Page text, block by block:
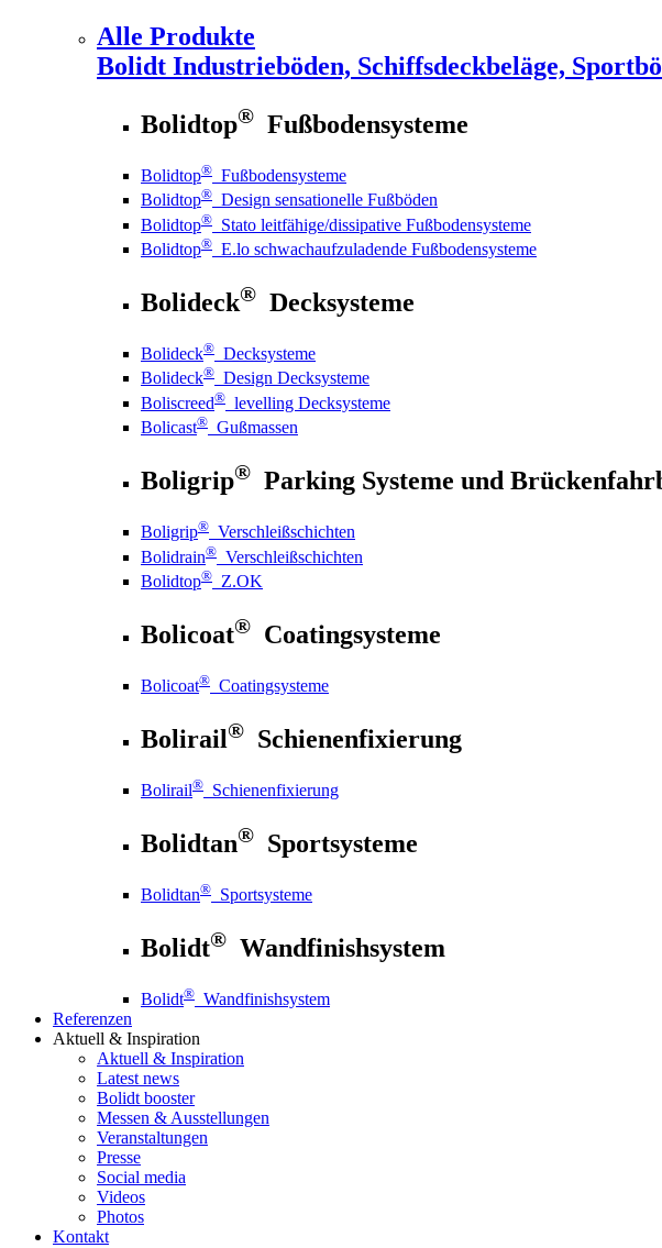
Alle Produkte
Bolidt Industrieböden, Schiffsdeckbeläge,
Bolidtop® Fußbodensysteme
Bolidtop® Fußbodensysteme
Bolidtop® Design sensationelle Fußböden
Bolidtop® Stato leitfähige/dissipative Fußbodensysteme
Bolidtop® E.lo schwachaufzuladende Fußbodensysteme
Bolideck® Decksysteme
Bolideck® Decksysteme
Bolideck® Design Decksysteme
Boliscreed® levelling Decksysteme
Bolicast® Gußmassen
Boligrip® Parking Systeme und
Boligrip® Verschleißschichten
Bolidrain® Verschleißschichten
Bolidtop® Z.OK
Bolicoat® Coatingsysteme
Bolicoat® Coatingsysteme
Bolirail® Schienenfixierung
Bolirail® Schienenfixierung
Bolidtan® Sportsysteme
Bolidtan® Sportsysteme
Bolidt® Wandfinishsystem
Bolidt® Wandfinishsystem
Referenzen
Aktuell & Inspiration
Aktuell & Inspiration
Latest news
Bolidt booster
Messen & Ausstellungen
Veranstaltungen
Presse
Social media
Videos
Photos
Kontakt